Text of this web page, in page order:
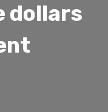
dollars